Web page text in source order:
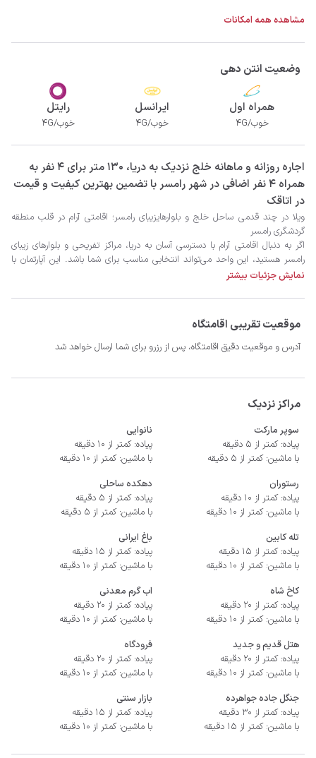
مشاهده همه امکانات
وضعیت انتن دهی
همراه اول
خوب/4G
ایرانسل
خوب/4G
رایتل
خوب/4G
‫‫اجاره روزانه و ماهانه خلج نزدیک به دریا، 130 متر برای 4 نفر به
همراه 4 نفر اضافی در شهر رامسر با تضمین بهترین کیفیت و قیمت
در اتاقک
داشت.
نمایش جزئیات بیشتر
موقعیت تقریبی اقامتگاه
آدرس و موقعیت دقیق اقامتگاه، پس از رزرو برای شما ارسال خواهد شد
مراکز نزدیک
سوپر مارکت
پیاده: کمتر از 5 دقیقه
با ماشین: کمتر از 5 دقیقه
نانوایی
پیاده: کمتر از 10 دقیقه
با ماشین: کمتر از 10 دقیقه
رستوران
پیاده: کمتر از 10 دقیقه
با ماشین: کمتر از 10 دقیقه
دهکده ساحلی
پیاده: کمتر از 5 دقیقه
با ماشین: کمتر از 5 دقیقه
تله کابین
پیاده: کمتر از 15 دقیقه
با ماشین: کمتر از 10 دقیقه
باغ ایرانی
پیاده: کمتر از 15 دقیقه
با ماشین: کمتر از 10 دقیقه
کاخ شاه
پیاده: کمتر از 20 دقیقه
با ماشین: کمتر از 10 دقیقه
اب گرم معدنی
پیاده: کمتر از 20 دقیقه
با ماشین: کمتر از 10 دقیقه
هتل قدیم و جدید
پیاده: کمتر از 20 دقیقه
با ماشین: کمتر از 10 دقیقه
فرودگاه
پیاده: کمتر از 20 دقیقه
با ماشین: کمتر از 10 دقیقه
جنگل جاده جواهرده
پیاده: کمتر از 30 دقیقه
با ماشین: کمتر از 15 دقیقه
بازار سنتی
پیاده: کمتر از 15 دقیقه
با ماشین: کمتر از 10 دقیقه